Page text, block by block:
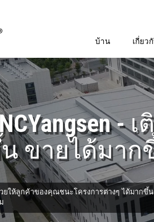
บ้าน เกี่ยว
-
ขายได้มาก
ยให้ลูกค้าของคุณชนะโครงการต่างๆ ได้มากขึ้น